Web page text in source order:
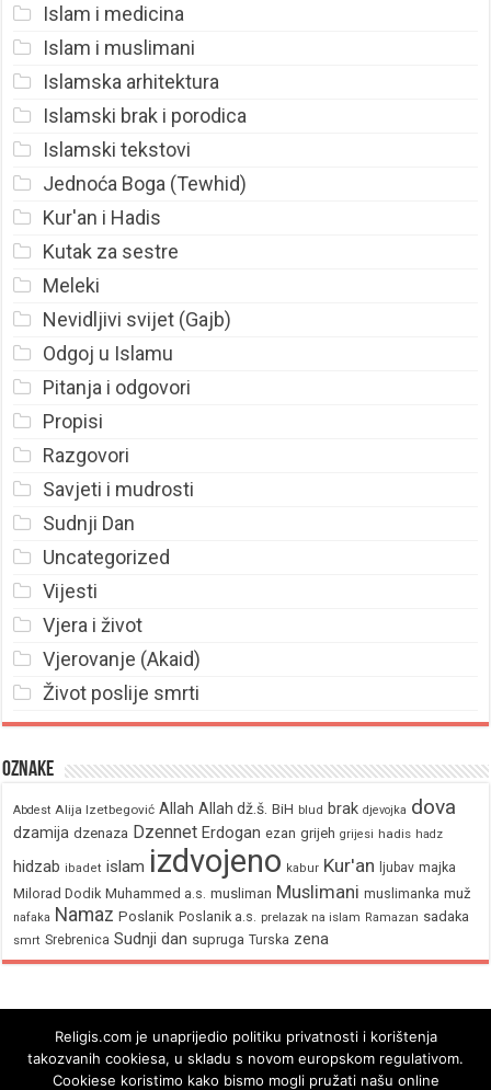
Islam i medicina
Islam i muslimani
Islamska arhitektura
Islamski brak i porodica
Islamski tekstovi
Jednoća Boga (Tewhid)
Kur'an i Hadis
Kutak za sestre
Meleki
Nevidljivi svijet (Gajb)
Odgoj u Islamu
Pitanja i odgovori
Propisi
Razgovori
Savjeti i mudrosti
Sudnji Dan
Uncategorized
Vijesti
Vjera i život
Vjerovanje (Akaid)
Život poslije smrti
Oznake
Abdest Alija Izetbegović Allah Allah dž.š. BiH blud brak djevojka dova
dzamija dzenaza Dzennet Erdogan ezan grijeh grijesi hadis hadz
hidzab ibadet islam izdvojeno kabur Kur'an ljubav majka
Milorad Dodik Muhammed a.s. musliman Muslimani muslimanka muž
nafaka Namaz Poslanik Poslanik a.s. prelazak na islam Ramazan sadaka
smrt Srebrenica Sudnji dan supruga Turska zena
Religis.com je unaprijedio politiku privatnosti i korištenja
takozvanih cookiesa, u skladu s novom europskom regulativom.
Cookiese koristimo kako bismo mogli pružati našu online